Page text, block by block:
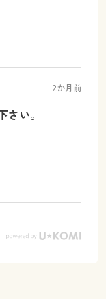
2か月前
い。